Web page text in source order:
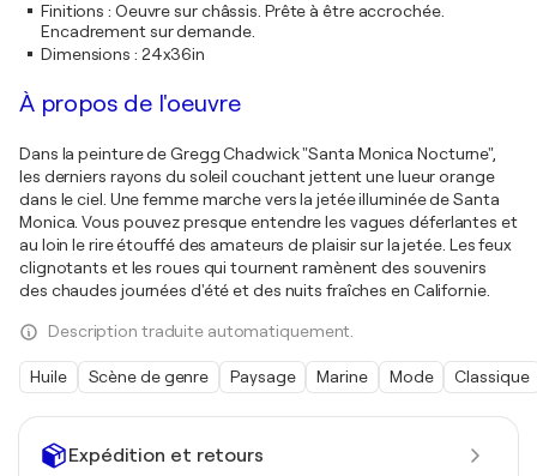
Expédition et retours
Finitions : Oeuvre sur châssis. Prête à être accrochée.
Encadrement sur demande.
Dimensions : 24x36in
À propos de l'oeuvre
Dans la peinture de Gregg Chadwick "Santa Monica Nocturne",
les derniers rayons du soleil couchant jettent une lueur orange
dans le ciel. Une femme marche vers la jetée illuminée de Santa
Monica. Vous pouvez presque entendre les vagues déferlantes et
au loin le rire étouffé des amateurs de plaisir sur la jetée. Les feux
clignotants et les roues qui tournent ramènent des souvenirs
des chaudes journées d'été et des nuits fraîches en Californie.
Description traduite automatiquement.
Huile Scène de genre Paysage Marine Mode Classique